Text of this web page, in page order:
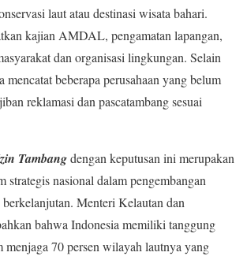
laut atau destinasi wisata bahari.
kajian AMDAL, pengamatan lapangan,
dan organisasi lingkungan. Selain
mencatat beberapa perusahaan yang belum
reklamasi dan pascatambang sesuai
Tambangdengan keputusan ini merupakan
strategis nasional dalam pengembangan
Menteri Kelautan dan
bahwa Indonesia memiliki tanggung
menjaga 70 persen wilayah lautnya yang